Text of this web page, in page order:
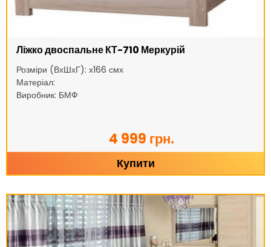
Ліжко двоспальне КТ-710 Меркурій
Розміри (ВхШхГ): х166 смх
Матеріал:
Виробник: БМФ
4 999 грн.
Купити